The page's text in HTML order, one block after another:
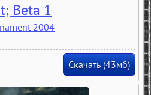
Beta 1
2004
Скачать (43мб)